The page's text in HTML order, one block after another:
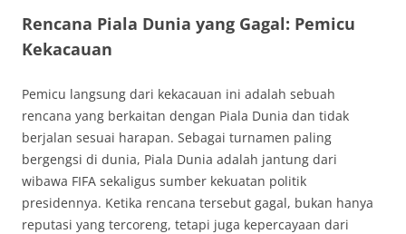
Rencana Piala Dunia yang Gagal: Pemicu
Kekacauan
Pemicu langsung dari kekacauan ini adalah sebuah
rencana yang berkaitan dengan Piala Dunia dan tidak
berjalan sesuai harapan. Sebagai turnamen paling
bergengsi di dunia, Piala Dunia adalah jantung dari
wibawa FIFA sekaligus sumber kekuatan politik
presidennya. Ketika rencana tersebut gagal, bukan hanya
reputasi yang tercoreng, tetapi juga kepercayaan dari